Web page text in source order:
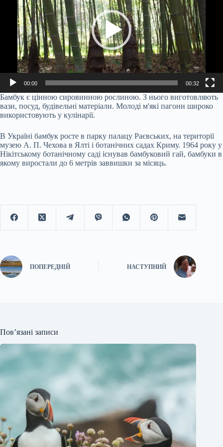
00:00 00:32
Бамбук є цінною сировинною рослиною. З нього виготовляють
вази, посуд, будівельні матеріали. Молоді м'які пагони широко
використовують у кулінарії.
В Україні бамбук росте в парку палацу Раєвських, на території
музею А. П. Чехова в Ялті і ботанічних садах Криму. 1964 року у
Нікітському ботанічному саді існував бамбуковий гай, бамбуки в
якому виростали до 6 метрів заввишки за місяць.
ПОПЕРЕДНІЙ НАСТУПНИЙ
Пов’язані записи